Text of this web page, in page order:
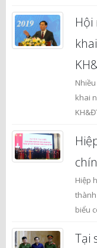
khai
Hiệp
thành
biểu
Tại